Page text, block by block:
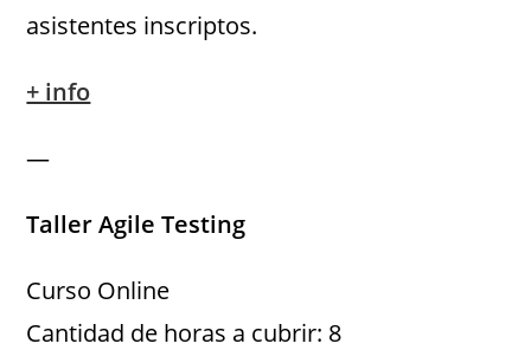
asistentes inscriptos.
+ info
—
Taller Agile Testing
Curso Online
Cantidad de horas a cubrir: 8